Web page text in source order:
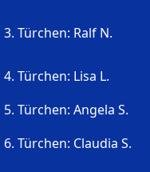
3. Türchen: Ralf N.
4. Türchen: Lisa L.
5. Türchen: Angela S.
6. Türchen: Claudia S.